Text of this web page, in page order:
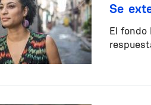
Se
El fondo